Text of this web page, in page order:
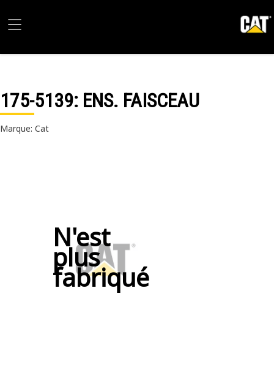
175-5139: ENS. FAISCEAU
Marque: Cat
N'est
plus
fabriqué